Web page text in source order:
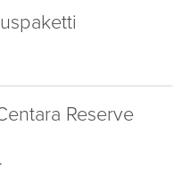
Reserve